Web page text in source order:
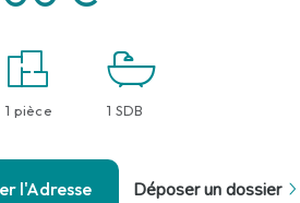
1 pièce 1 SDB
l'Adresse Déposer un dossier